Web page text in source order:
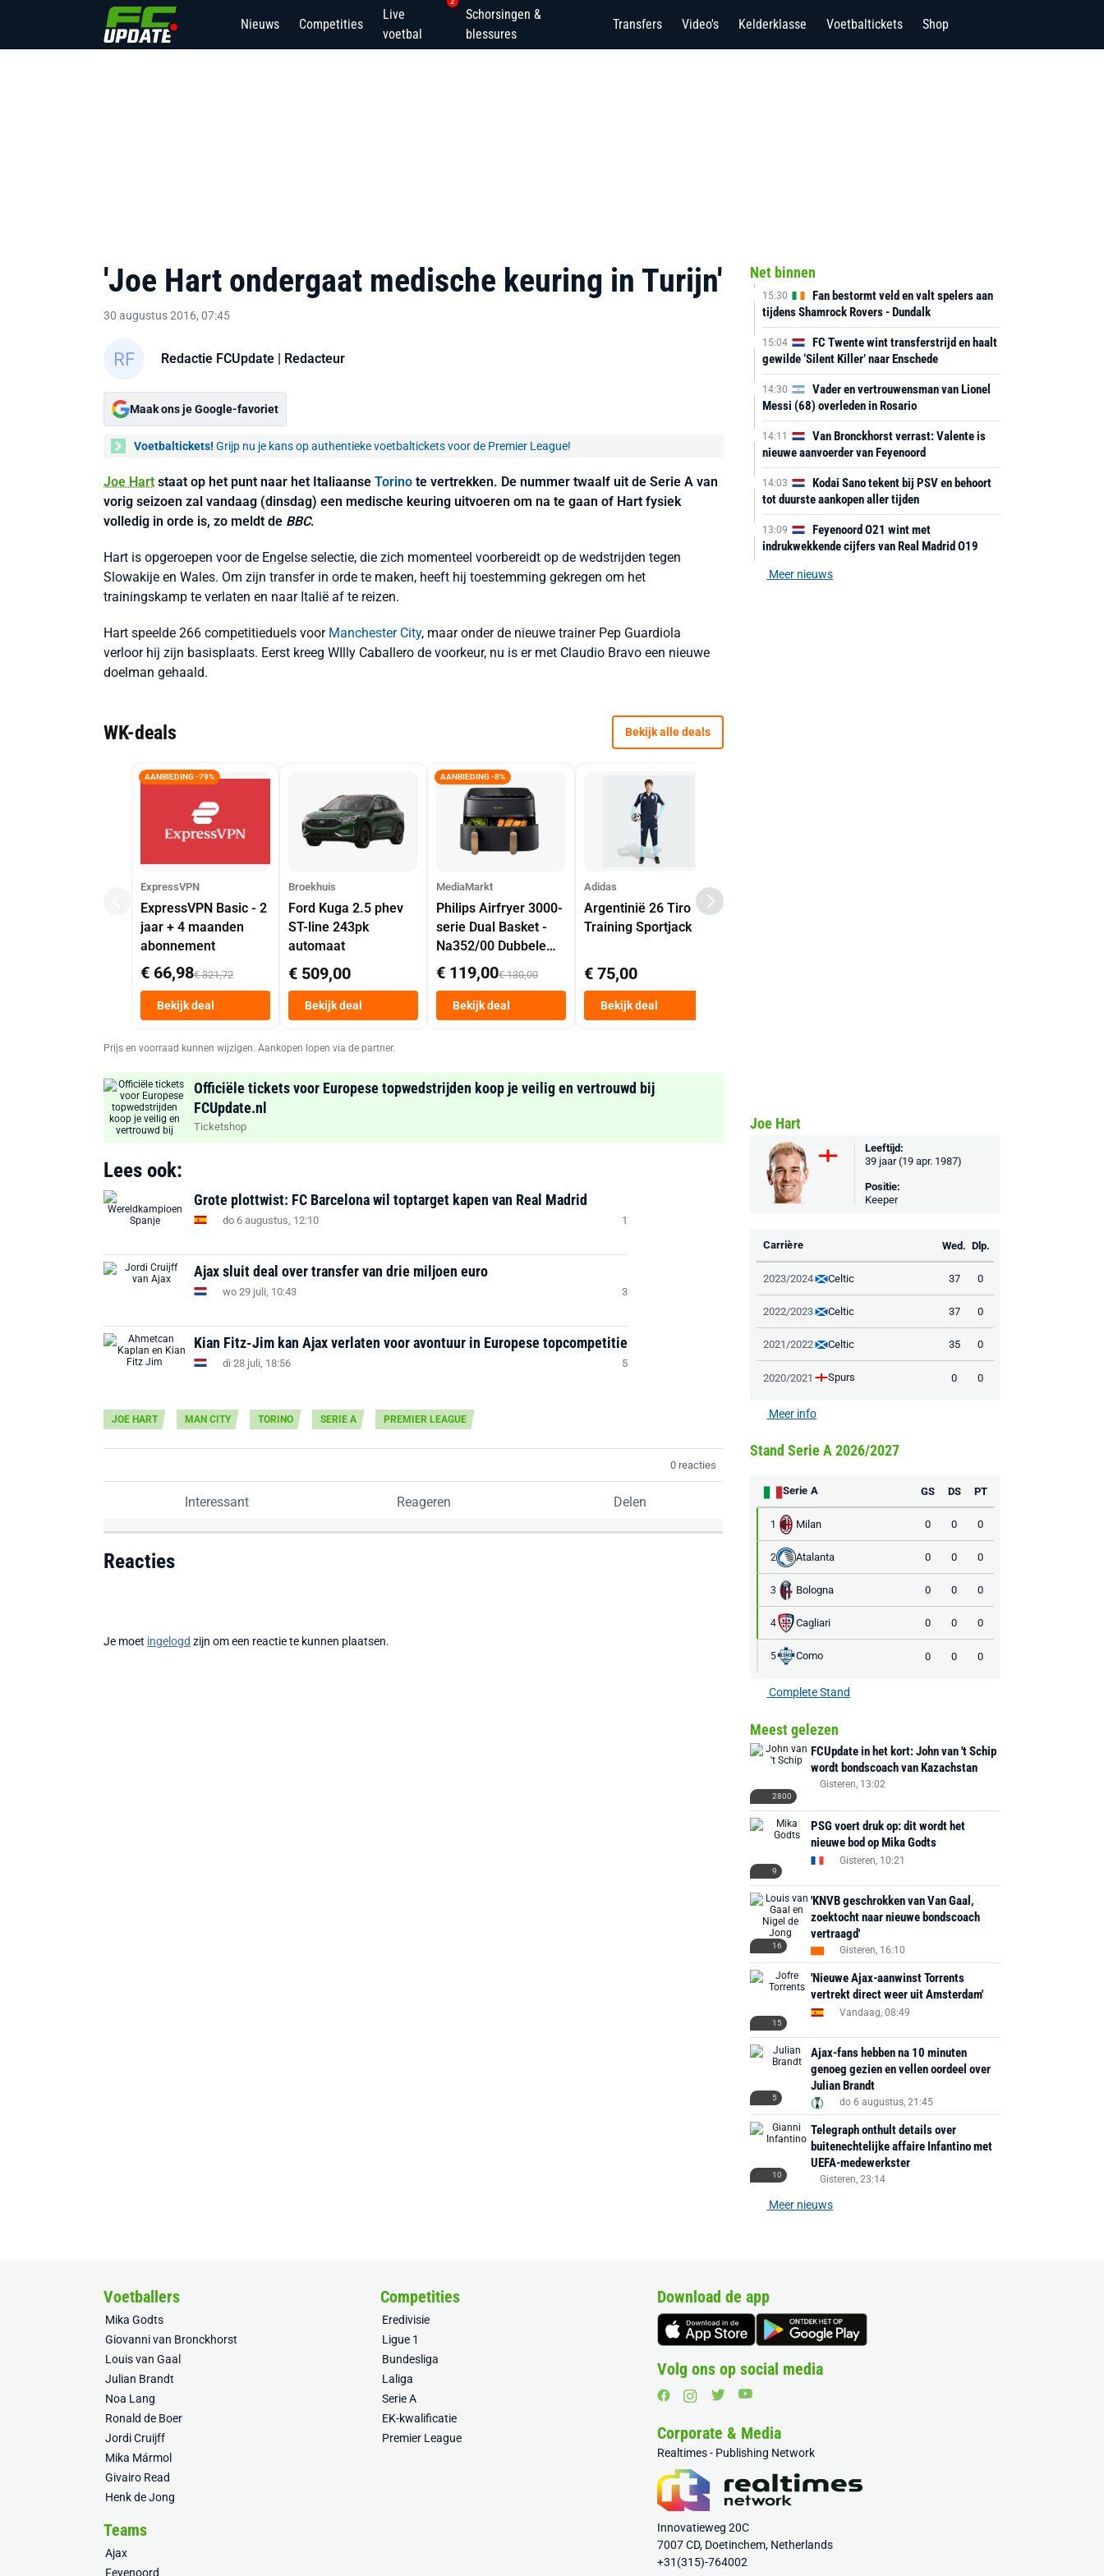
Nieuws Competities
Live
voetbal
Schorsingen &
blessures
Transfers Video's Kelderklasse Voetbaltickets Shop
'Joe Hart ondergaat medische keuring in Turijn'
30 augustus 2016, 07:45
Redactie FCUpdate | Redacteur
Maak ons je Google-favoriet
Voetbaltickets! Grijp nu je kans op authentieke voetbaltickets voor de Premier League!
Joe Hart staat op het punt naar het Italiaanse Torino te vertrekken. De nummer twaalf uit de Serie A van
vorig seizoen zal vandaag (dinsdag) een medische keuring uitvoeren om na te gaan of Hart fysiek
volledig in orde is, zo meldt de BBC.
Hart is opgeroepen voor de Engelse selectie, die zich momenteel voorbereidt op de wedstrijden tegen
Slowakije en Wales. Om zijn transfer in orde te maken, heeft hij toestemming gekregen om het
trainingskamp te verlaten en naar Italië af te reizen.
Hart speelde 266 competitieduels voor Manchester City, maar onder de nieuwe trainer Pep Guardiola
verloor hij zijn basisplaats. Eerst kreeg WIlly Caballero de voorkeur, nu is er met Claudio Bravo een nieuwe
doelman gehaald.
WK-deals Bekijk alle deals
AANBIEDING -79%
ExpressVPN
ExpressVPN Basic - 2
jaar + 4 maanden
abonnement
€ 66,98€ 321,72
Bekijk deal
Broekhuis
Ford Kuga 2.5 phev
ST-line 243pk
automaat
€ 509,00
Bekijk deal
AANBIEDING -8%
MediaMarkt
Philips Airfryer 3000-
serie Dual Basket -
Na352/00 Dubbele
Mand 9 L Tot 6
Personen
Heteluchtfriteuse
Zwart
€ 119,00€ 130,00
Bekijk deal
Adidas
Argentinië 26 Tiro
Training Sportjack
€ 75,00
Bekijk deal
Prijs en voorraad kunnen wijzigen. Aankopen lopen via de partner.
Officiële tickets voor Europese topwedstrijden koop je veilig en vertrouwd bij
FCUpdate.nl
Ticketshop
Lees ook:
Grote plottwist: FC Barcelona wil toptarget kapen van Real Madrid
do 6 augustus, 12:10 1
Ajax sluit deal over transfer van drie miljoen euro
wo 29 juli, 10:43 3
Kian Fitz-Jim kan Ajax verlaten voor avontuur in Europese topcompetitie
di 28 juli, 18:56 5
JOE HART MAN CITY TORINO SERIE A PREMIER LEAGUE
0 reacties
Interessant Reageren Delen
Reacties
Je moet ingelogd zijn om een reactie te kunnen plaatsen.
Net binnen
15:30
Fan bestormt veld en valt spelers aan
tijdens Shamrock Rovers - Dundalk
15:04
FC Twente wint transferstrijd en haalt
gewilde ‘Silent Killer’ naar Enschede
14:30
Vader en vertrouwensman van Lionel
Messi (68) overleden in Rosario
14:11
Van Bronckhorst verrast: Valente is
nieuwe aanvoerder van Feyenoord
14:03
Kodai Sano tekent bij PSV en behoort
tot duurste aankopen aller tijden
13:09
Feyenoord O21 wint met
indrukwekkende cijfers van Real Madrid O19
Meer nieuws
Joe Hart
Leeftijd:
39 jaar (19 apr. 1987)
Positie:
Keeper
Carrière Wed. Dlp.
2023/2024 Celtic 37 0
2022/2023 Celtic 37 0
2021/2022 Celtic 35 0
2020/2021 Spurs 0 0
Meer info
Stand Serie A 2026/2027
Serie A GS DS PT
1 Milan 0 0 0
2 Atalanta 0 0 0
3 Bologna 0 0 0
4 Cagliari 0 0 0
5 Como 0 0 0
Complete Stand
Meest gelezen
2800
FCUpdate in het kort: John van 't Schip
wordt bondscoach van Kazachstan
Gisteren, 13:02
9
PSG voert druk op: dit wordt het
nieuwe bod op Mika Godts
Gisteren, 10:21
16
'KNVB geschrokken van Van Gaal,
zoektocht naar nieuwe bondscoach
vertraagd'
Gisteren, 16:10
15
'Nieuwe Ajax-aanwinst Torrents
vertrekt direct weer uit Amsterdam'
Vandaag, 08:49
5
Ajax-fans hebben na 10 minuten
genoeg gezien en vellen oordeel over
Julian Brandt
do 6 augustus, 21:45
10
Telegraph onthult details over
buitenechtelijke affaire Infantino met
UEFA-medewerkster
Gisteren, 23:14
Meer nieuws
Voetballers
Mika Godts
Giovanni van Bronckhorst
Louis van Gaal
Julian Brandt
Noa Lang
Ronald de Boer
Jordi Cruijff
Mika Mármol
Givairo Read
Henk de Jong
Competities
Eredivisie
Ligue 1
Bundesliga
Laliga
Serie A
EK-kwalificatie
Premier League
Teams
Ajax
Feyenoord
Download de app
Volg ons op social media
Corporate & Media
Realtimes - Publishing Network
Innovatieweg 20C
7007 CD, Doetinchem, Netherlands
+31(315)-764002